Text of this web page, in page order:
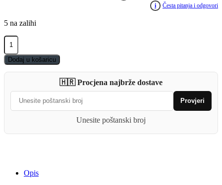
i
Česta pitanja i odgovori
5 na zalihi
PAN&COMPANY
Alborella
Special
1
kg
Dodaj u košaricu
🇭🇷 Procjena najbrže dostave
Provjeri
Unesite poštanski broj
Opis